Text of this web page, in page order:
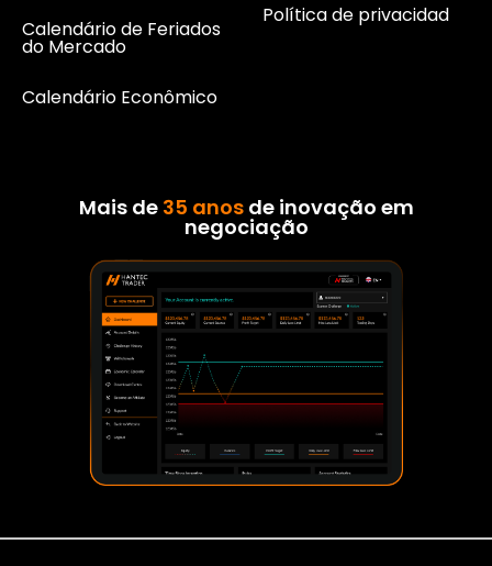
Calendário de Feriados
do Mercado
Calendário Econômico
Política de privacidad
Mais de 35 anos de inovação em
negociação